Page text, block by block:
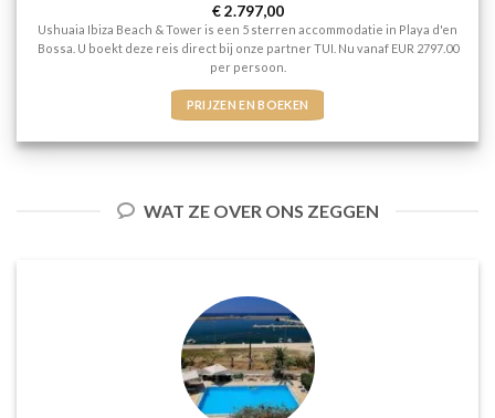
Gewaardeerd
5uit 5
€2.797,00
Ushuaia Ibiza Beach & Tower is een 5 sterren accommodatie in Playa d'en
Bossa. U boekt deze reis direct bij onze partner TUI. Nu vanaf EUR 2797.00
per persoon.
PRIJZEN EN BOEKEN
WAT ZE OVER ONS ZEGGEN